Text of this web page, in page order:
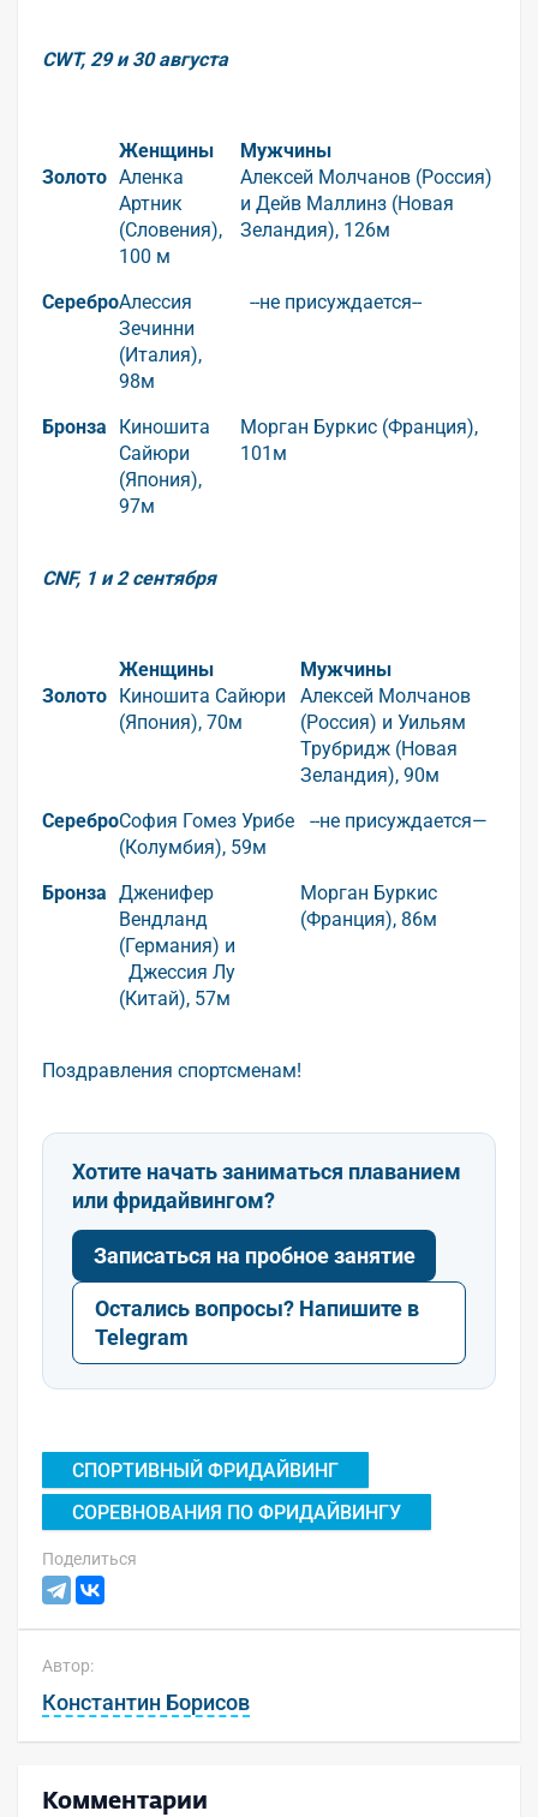
CWT, 29 и 30 августа
Женщины
Мужчины
Золото Аленка
Артник
(Словения),
100 м
Алексей Молчанов (Россия)
и Дейв Маллинз (Новая
Зеландия), 126м
СереброАлессия
Зечинни
(Италия),
98м
--не присуждается--
Бронза
Киношита
Сайюри
(Япония),
97м
Морган Буркис (Франция),
101м
CNF, 1 и 2 сентября
Женщины
Мужчины
Золото Киношита Сайюри
(Япония), 70м
Алексей Молчанов
(Россия) и Уильям
Трубридж (Новая
Зеландия), 90м
СереброСофия Гомез Урибе
(Колумбия), 59м
--не присуждается—
Бронза Дженифер
Вендланд
(Германия) и
Джессия Лу
(Китай), 57м
Морган Буркис
(Франция), 86м
Поздравления спортсменам!
Хотите начать заниматься плаванием
или фридайвингом?
Записаться на пробное занятие
Остались вопросы? Напишите в
Telegram
СПОРТИВНЫЙ ФРИДАЙВИНГ
СОРЕВНОВАНИЯ ПО ФРИДАЙВИНГУ
Поделиться
Автор:
Константин Борисов
Комментарии